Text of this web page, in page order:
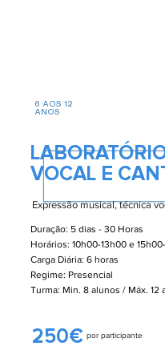
6 AOS 12
ANOS
VOCAL E
Expressão musical, técnica
Duração: 5 dias - 30 Horas
Horários: 10h00-13h00 e
Carga Diária: 6 horas
Regime: Presencial
Turma: Min. 8 alunos / Máx. 12
250€ por participante